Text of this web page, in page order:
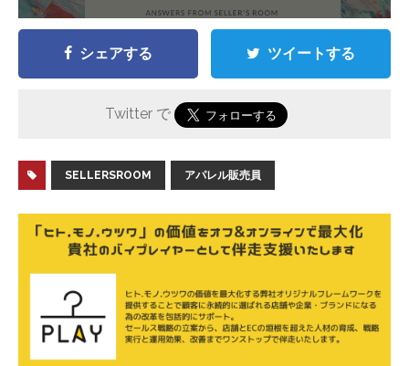
シェアする ツイートする
Twitter で
SELLERSROOM アパレル販売員